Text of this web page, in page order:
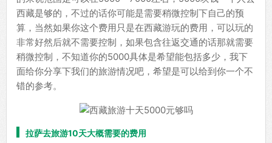
西藏是够的，不过的话你可能是需要稍微控制下自己的预
算，当然如果你这个费用只是在西藏游玩的费用，可以玩的
非常好然后就不需要控制，如果包含往返交通的话那就需要
稍微控制，不知道你的5000具体是希望能包括多少，我下
面给你分享下我们的旅游情况吧，希望是可以给到你一个不
错的参考。
拉萨去旅游10天大概需要的费用